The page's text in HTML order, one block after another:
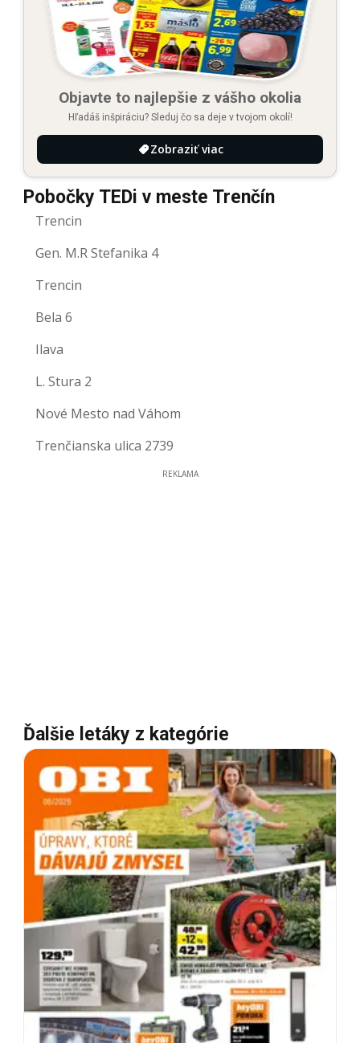
Objavte to najlepšie z vášho okolia
Hľadáš inšpiráciu? Sleduj čo sa deje v tvojom okolí!
Zobraziť viac
Pobočky TEDi v meste Trenčín
Trencin
Gen. M.R Stefanika 4
Trencin
Bela 6
Ilava
L. Stura 2
Nové Mesto nad Váhom
Trenčianska ulica 2739
REKLAMA
Ďalšie letáky z kategórie